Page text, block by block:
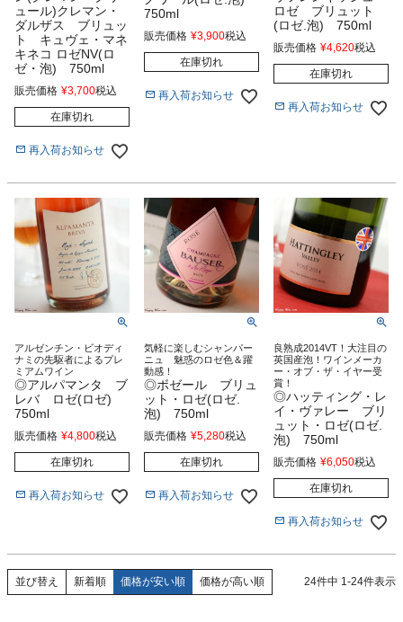
ュール)クレマン・
ダルザス ブリュッ
ト キュヴェ・マネ
キネコ ロゼNV(ロ
ゼ・泡) 750ml
販売価格 ¥3,700税込
在庫切れ
再入荷お知らせ
750ml
販売価格 ¥3,900税込
在庫切れ
再入荷お知らせ
ロゼ ブリュット
(ロゼ.泡) 750ml
販売価格 ¥4,620税込
在庫切れ
再入荷お知らせ
アルゼンチン・ビオディ
ナミの先駆者によるプレ
ミアムワイン
◎アルパマンタ ブ
レバ ロゼ(ロゼ)
750ml
販売価格 ¥4,800税込
在庫切れ
再入荷お知らせ
気軽に楽しむシャンパー
ニュ 魅惑のロゼ色＆躍
動感！
◎ボゼール ブリュ
ット・ロゼ(ロゼ.
泡) 750ml
販売価格 ¥5,280税込
在庫切れ
再入荷お知らせ
良熟成2014VT！大注目の
英国産泡！ワインメーカ
ー・オブ・ザ・イヤー受
賞！
◎ハッティング・レ
イ・ヴァレー ブリ
ュット・ロゼ(ロゼ.
泡) 750ml
販売価格 ¥6,050税込
在庫切れ
再入荷お知らせ
並び替え 新着順 価格が安い順 価格が高い順 24件中 1-24件表示